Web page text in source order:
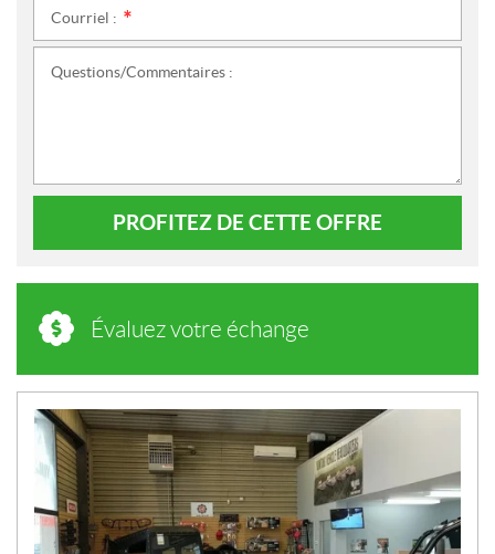
Courriel :
Questions/Commentaires :
PROFITEZ DE CETTE OFFRE
Évaluez votre échange
N
O
U
E
L